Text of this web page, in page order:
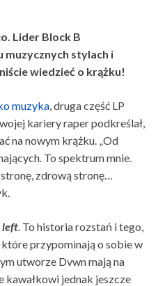
Lider Block B
muzycznych stylach i
wiedzieć o krążku!
muzyka, druga część LP
kariery raper podkreślał,
na nowym krążku. „Od
To spektrum mnie.
zdrową stronę…
left. To historia rozstań i tego,
przypominają o sobie w
utworze Dvwn mają na
kawałkowi jednak jeszcze